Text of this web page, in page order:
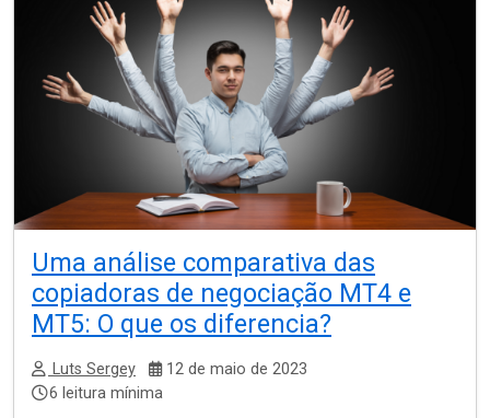
Uma análise comparativa das
copiadoras de negociação MT4 e
MT5: O que os diferencia?
Luts Sergey
12 de maio de 2023
6 leitura mínima